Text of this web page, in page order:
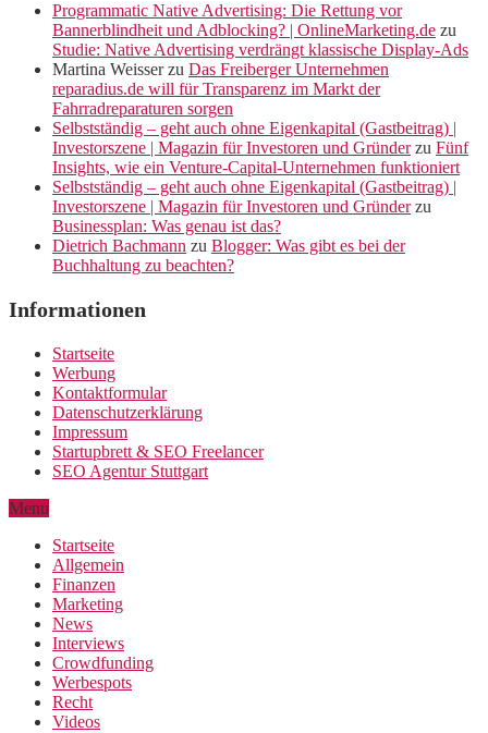
Programmatic Native Advertising: Die Rettung vor
Bannerblindheit und Adblocking? | OnlineMarketing.de zu
Studie: Native Advertising verdrängt klassische Display-Ads
Martina Weisserzu Das Freiberger Unternehmen
reparadius.de will für Transparenz im Markt der
Fahrradreparaturen sorgen
Selbstständig – geht auch ohne Eigenkapital (Gastbeitrag) |
Investorszene | Magazin für Investoren und Gründerzu Fünf
Insights, wie ein Venture-Capital-Unternehmen funktioniert
Selbstständig – geht auch ohne Eigenkapital (Gastbeitrag) |
Investorszene | Magazin für Investoren und Gründerzu
Businessplan: Was genau ist das?
Dietrich Bachmann zu Blogger: Was gibt es bei der
Buchhaltung zu beachten?
Informationen
Startseite
Werbung
Kontaktformular
Datenschutzerklärung
Impressum
Startupbrett & SEO Freelancer
SEO Agentur Stuttgart
Menu
Startseite
Allgemein
Finanzen
Marketing
News
Interviews
Crowdfunding
Werbespots
Recht
Videos